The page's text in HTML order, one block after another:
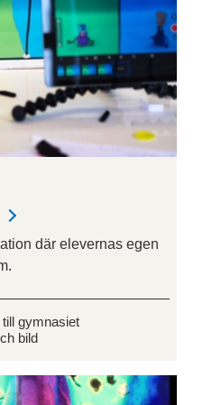
där elevernas egen
gymnasiet
bild